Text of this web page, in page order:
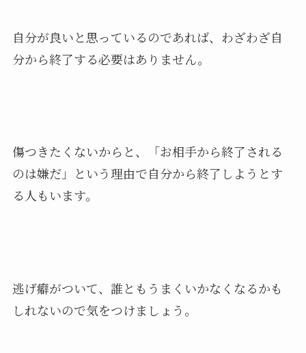
自分が良いと思っているのであれば、わざわざ自
分から終了する必要はありません。
傷つきたくないからと、「お相手から終了される
のは嫌だ」という理由で自分から終了しようとす
る人もいます。
逃げ癖がついて、誰ともうまくいかなくなるかも
しれないので気をつけましょう。